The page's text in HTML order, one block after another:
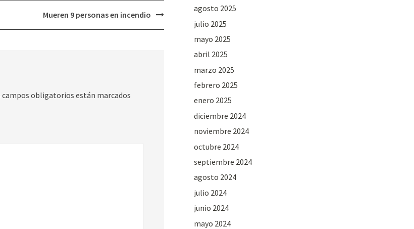
Mueren 9 personas en incendio
campos obligatorios están marcados
agosto 2025
julio 2025
mayo 2025
abril 2025
marzo 2025
febrero 2025
enero 2025
diciembre 2024
noviembre 2024
octubre 2024
septiembre 2024
agosto 2024
julio 2024
junio 2024
mayo 2024